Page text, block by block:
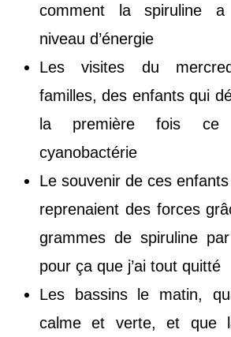
comment la spiruline
niveau d’énergie
Les visites du
familles, des enfants qui
la première fois ce
cyanobactérie
Le souvenir de ces
reprenaient des forces
grammes de spiruline
pour ça que j’ai tout quitté
Les bassins le matin,
calme et verte, et que